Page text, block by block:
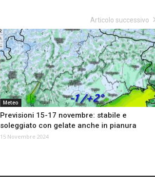
Articolo successivo
Meteo
Previsioni 15-17 novembre: stabile e
soleggiato con gelate anche in pianura
15 Novembre 2024